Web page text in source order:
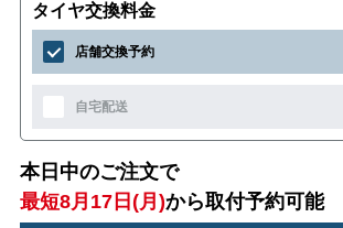
タイヤ交換料金
店舗交換予約
自宅配送
本日中のご注文で
最短8月17日(月)から取付予約可能